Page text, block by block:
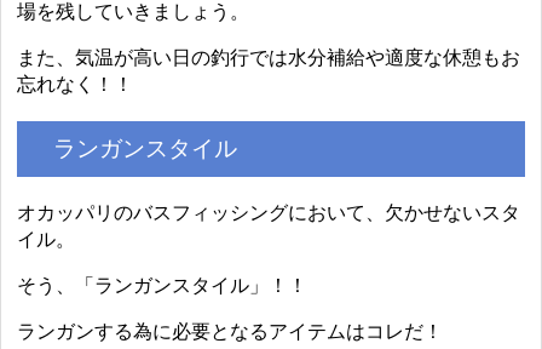
場を残していきましょう。
また、気温が高い日の釣行では水分補給や適度な休憩もお
忘れなく！！
ランガンスタイル
オカッパリのバスフィッシングにおいて、欠かせないスタ
イル。
そう、「ランガンスタイル」！！
ランガンする為に必要となるアイテムはコレだ！